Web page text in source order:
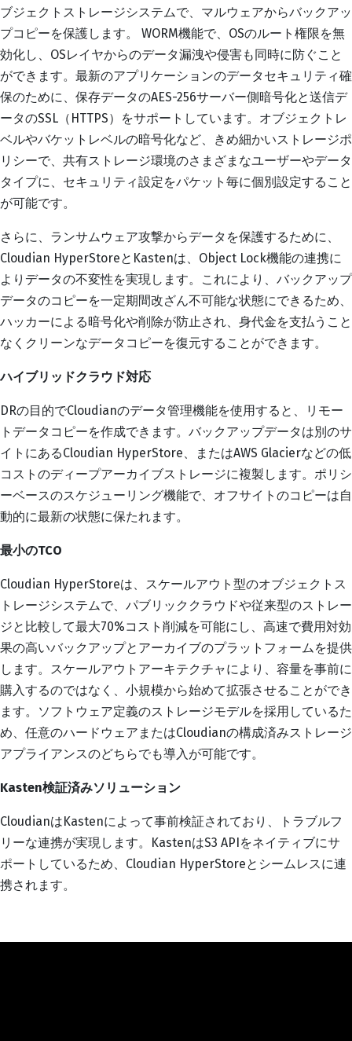
ブジェクトストレージシステムで、マルウェアからバックアッ
プコピーを保護します。 WORM機能で、OSのルート権限を無
効化し、OSレイヤからのデータ漏洩や侵害も同時に防ぐこと
ができます。最新のアプリケーションのデータセキュリティ確
保のために、保存データのAES-256サーバー側暗号化と送信デ
ータのSSL（HTTPS）をサポートしています。オブジェクトレ
ベルやバケットレベルの暗号化など、きめ細かいストレージポ
リシーで、共有ストレージ環境のさまざまなユーザーやデータ
タイプに、セキュリティ設定をパケット毎に個別設定すること
が可能です。
さらに、ランサムウェア攻撃からデータを保護するために、
Cloudian HyperStoreとKastenは、Object Lock機能の連携に
よりデータの不変性を実現します。これにより、バックアップ
データのコピーを一定期間改ざん不可能な状態にできるため、
ハッカーによる暗号化や削除が防止され、身代金を支払うこと
なくクリーンなデータコピーを復元することができます。
ハイブリッドクラウド対応
DRの目的でCloudianのデータ管理機能を使用すると、リモー
トデータコピーを作成できます。バックアップデータは別のサ
イトにあるCloudian HyperStore、またはAWS Glacierなどの低
コストのディープアーカイブストレージに複製します。ポリシ
ーベースのスケジューリング機能で、オフサイトのコピーは自
動的に最新の状態に保たれます。
最小のTCO
Cloudian HyperStoreは、スケールアウト型のオブジェクトス
トレージシステムで、パブリッククラウドや従来型のストレー
ジと比較して最大70%コスト削減を可能にし、高速で費用対効
果の高いバックアップとアーカイブのプラットフォームを提供
します。スケールアウトアーキテクチャにより、容量を事前に
購入するのではなく、小規模から始めて拡張させることができ
ます。ソフトウェア定義のストレージモデルを採用しているた
め、任意のハードウェアまたはCloudianの構成済みストレージ
アプライアンスのどちらでも導入が可能です。
Kasten検証済みソリューション
CloudianはKastenによって事前検証されており、トラブルフ
リーな連携が実現します。KastenはS3 APIをネイティブにサ
ポートしているため、Cloudian HyperStoreとシームレスに連
携されます。